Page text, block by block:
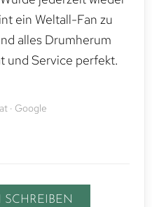
ein Weltall-Fan zu
alles Drumherum
und Service perfekt.
· Google